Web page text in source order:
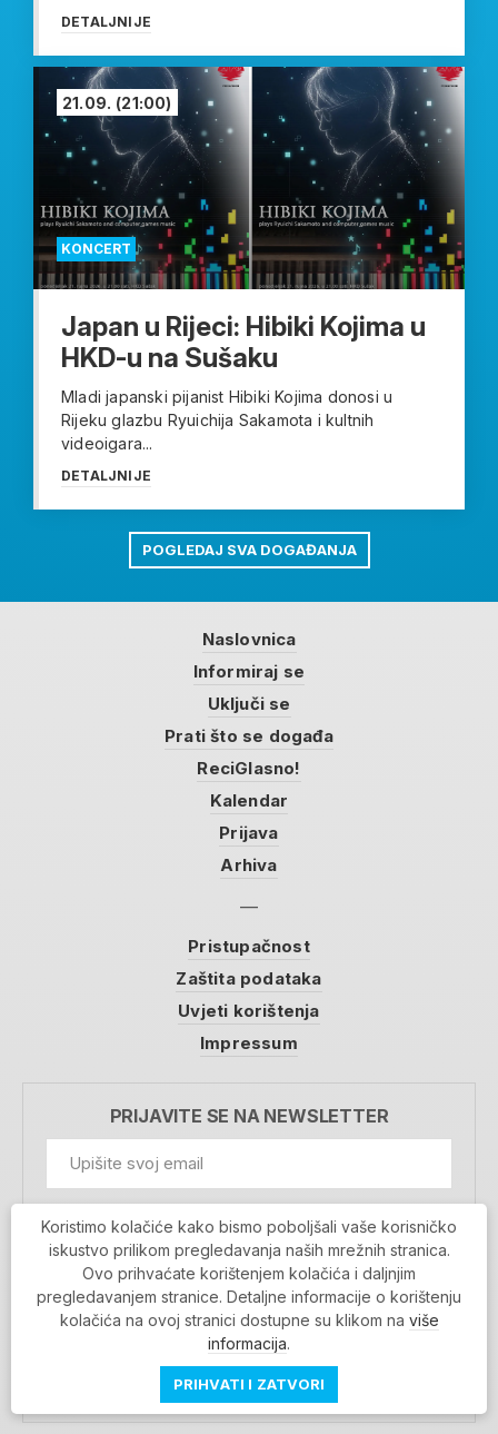
DETALJNIJE
KONCERT
21.09. (21:00)
Japan u Rijeci: Hibiki Kojima u
HKD-u na Sušaku
Mladi japanski pijanist Hibiki Kojima donosi u
Rijeku glazbu Ryuichija Sakamota i kultnih
videoigara...
DETALJNIJE
POGLEDAJ SVA DOGAĐANJA
Naslovnica
Informiraj se
Uključi se
Prati što se događa
ReciGlasno!
Kalendar
Prijava
Arhiva
Pristupačnost
Zaštita podataka
Uvjeti korištenja
Impressum
PRIJAVITE SE NA NEWSLETTER
Prihvaćam da se moji podaci spremaju u bazu
podataka i koriste u svrhu slanja MojaRijeka
newslettera
MOJARIJEKA NEWSLETTER
PRIJAVI SE
Koristimo kolačiće kako bismo poboljšali vaše korisničko
iskustvo prilikom pregledavanja naših mrežnih stranica.
Ovo prihvaćate korištenjem kolačića i daljnjim
pregledavanjem stranice. Detaljne informacije o korištenju
kolačića na ovoj stranici dostupne su klikom na više
informacija.
PRIHVATI I ZATVORI